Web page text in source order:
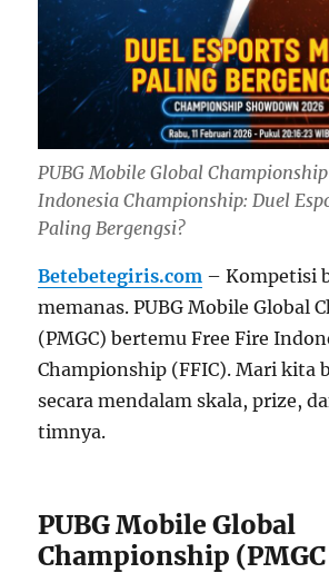
PUBG Mobile Global
Indonesia Championship: Duel
Paling Bergengsi?
Betebetegiris.com – Kompetisi
memanas. PUBG Mobile Global
(PMGC) bertemu Free Fire
Championship (FFIC). Mari kita
secara mendalam skala, prize,
timnya.
PUBG Mobile Global
Championship